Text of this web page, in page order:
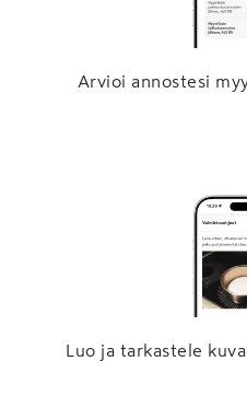
Arvioi annostesi
Luo ja tarkastele